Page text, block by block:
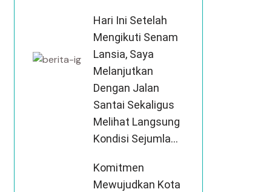
Hari Ini Setelah
Mengikuti Senam
Lansia, Saya
Melanjutkan
Dengan Jalan
Santai Sekaligus
Melihat Langsung
Kondisi Sejumla...
Komitmen
Mewujudkan Kota